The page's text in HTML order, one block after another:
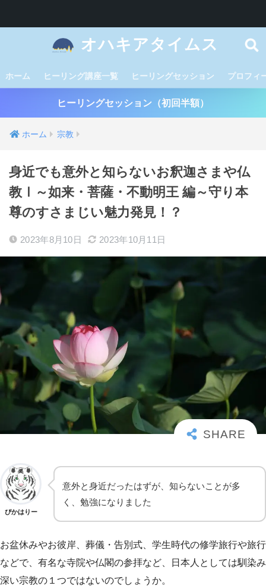
オハキアタイムス
ホーム ヒーリング講座一覧 ヒーリングセッション プロフィ
ヒーリングセッション（初回半額）
ホーム 宗教
身近でも意外と知らないお釈迦さまや仏
教Ⅰ～如来・菩薩・不動明王 編～守り本
尊のすさまじい魅力発見！？
2023年8月10日 2023年10月11日
ぴかはりー
意外と身近だったはずが、知らないことが多
く、勉強になりました
お盆休みやお彼岸、葬儀・告別式、学生時代の修学旅行や旅行
などで、有名な寺院や仏閣の参拝など、日本人としては馴染み
深い宗教の１つではないのでしょうか。